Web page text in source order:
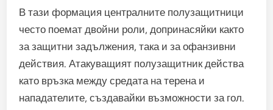
В тази формация централните полузащитници
често поемат двойни роли, допринасяйки както
за защитни задължения, така и за офанзивни
действия. Атакуващият полузащитник действа
като връзка между средата на терена и
нападателите, създавайки възможности за гол.